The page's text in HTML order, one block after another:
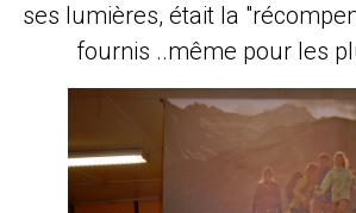
ses lumières, était la
fournis ..même pour les